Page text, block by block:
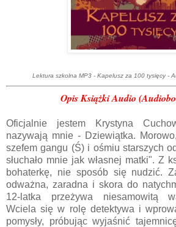
Lektura szkolna MP3 - Kapelusz za 100 tysięcy -
Opis Książki Audio
Oficjalnie jestem Krystyna
nazywają mnie - Dziewiątka.
szefem gangu (Ś) i ośmiu starszych
słuchało mnie jak własnej matki". Z
bohaterkę, nie sposób się nudzić.
odważna, zaradna i skora do
12-latka przeżywa niesamowitą
Wciela się w rolę detektywa i
pomysły, próbując wyjaśnić